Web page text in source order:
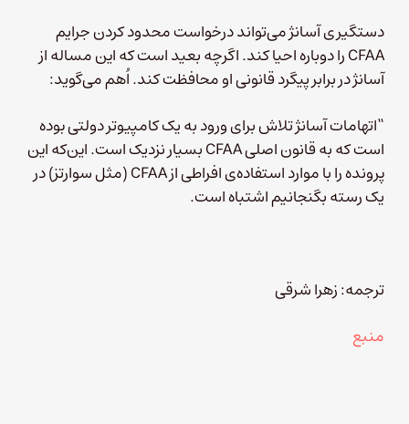
دستگیری آسانژ می‌تواند درخواست محدود کردن جرایم
CFAA را دوباره احیا کند. اگرچه بعید است که این مساله از
آسانژ در برابر پیگرد قانونی او محافظت کند. اُهم می‌گوید:
“اتهامات آسانژ تلاش برای ورود به یک کامپیوتر دولتی بوده
است که به قانون اصلی CFAA بسیار نزدیک است. این‌که این
پرونده را با موارد استفاده‌ی افراطی از CFAA (مثل سوارتز) در
یک رسته بگنجانیم اشتباه است.
ترجمه: زهرا شرقی
منبع